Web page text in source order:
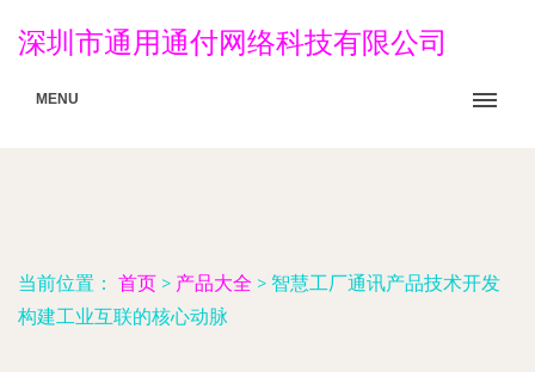
深圳市通用通付网络科技有限公司
MENU
当前位置： 首页 > 产品大全 > 智慧工厂通讯产品技术开发
构建工业互联的核心动脉